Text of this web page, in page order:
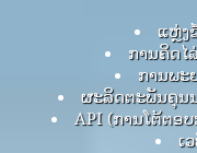
ແຫຼ່ງ
ການຄິດໄ
ການພະ
ຜະລິດຕະພັນຄຸນ
API (ການໂຕ້ຕອ
ເ